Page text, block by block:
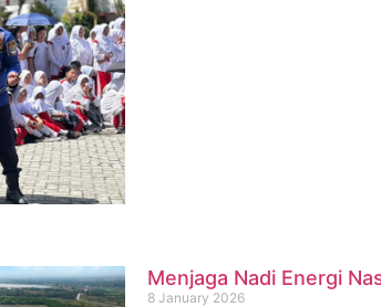
Menjaga Nadi Energi
8 January 2026